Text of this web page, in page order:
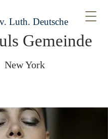
Luth. Deutsche
Gemeinde
New York